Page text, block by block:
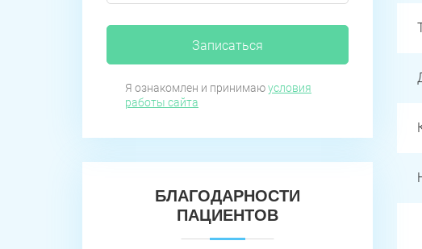
Записаться
Я ознакомлен и принимаюусловия
работы сайта
БЛАГОДАРНОСТИ
ПАЦИЕНТОВ